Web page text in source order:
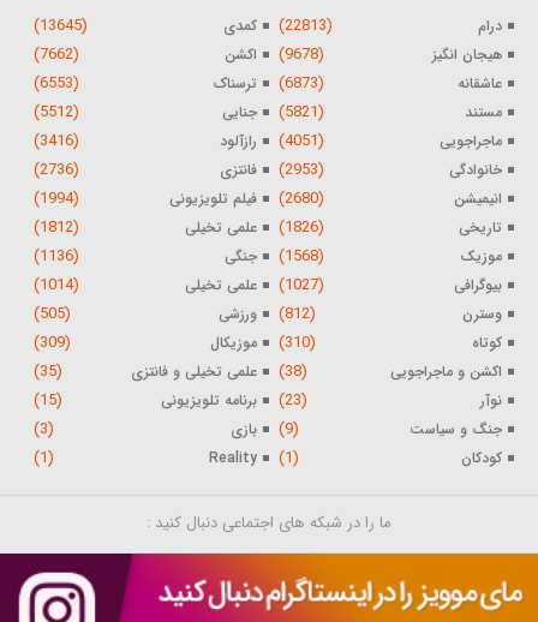
درام (22813) کمدی (13645)
هیجان انگیز (9678) اکشن (7662)
عاشقانه (6873) ترسناک (6553)
مستند (5821) جنایی (5512)
ماجراجویی (4051) رازآلود (3416)
خانوادگی (2953) فانتزی (2736)
انیمیشن (2680) فیلم تلویزیونی (1994)
تاریخی (1826) علمی تخیلی (1812)
موزیک (1568) جنگی (1136)
بیوگرافی (1027) علمی تخیلی (1014)
وسترن (812) ورزشی (505)
کوتاه (310) موزیکال (309)
اکشن و ماجراجویی (38) علمی تخیلی و فانتزی (35)
نوآر (23) برنامه تلویزیونی (15)
جنگ و سیاست (9) بازی (3)
کودکان (1)
Reality
(1)
ما را در شبکه های اجتماعی دنبال کنید :